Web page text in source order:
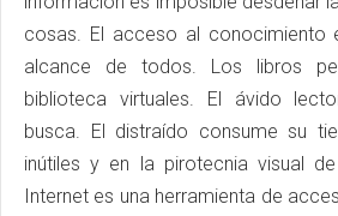
cosas. El acceso al conocimiento
alcance de todos. Los libros
biblioteca virtuales. El ávido
busca. El distraído consume su
inútiles y en la pirotecnia visual
Internet es una herramienta de